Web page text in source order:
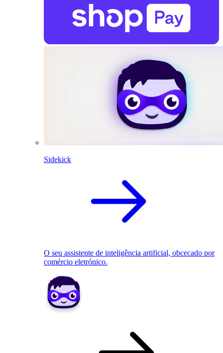
Sidekick
O seu assistente de inteligência artificial, obcecado por
comércio eletrónico.